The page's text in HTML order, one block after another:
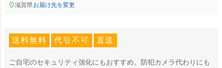
滋賀県お届け先を変更
送料無料 代引不可 直送
ご自宅のセキュリティ強化にもおすすめ。防犯カメラ代わりにも